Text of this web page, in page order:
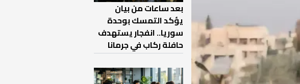
بعد ساعات من بيان
يؤكد التمسك بوحدة
سوريا.. انفجار يستهدف
حافلة ركاب في جرمانا